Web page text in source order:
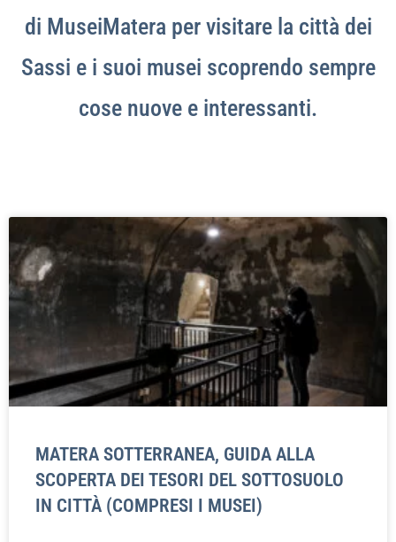
di MuseiMatera per visitare la città dei
Sassi e i suoi musei scoprendo sempre
cose nuove e interessanti.
MATERA SOTTERRANEA, GUIDA ALLA
SCOPERTA DEI TESORI DEL SOTTOSUOLO
IN CITTÀ (COMPRESI I MUSEI)